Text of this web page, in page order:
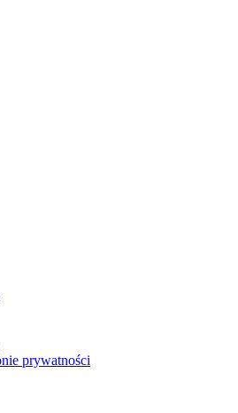
prywatności